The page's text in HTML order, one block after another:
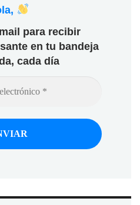
para recibir
en tu bandeja
cada día